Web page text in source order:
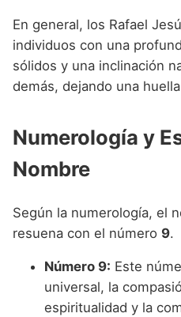
En general, los Rafael
individuos con una
sólidos y una inclinación
demás, dejando una
Numerología y
Nombre
Según la numerología, el
resuena con el número 9.
Número 9: Este
universal, la
espiritualidad y la